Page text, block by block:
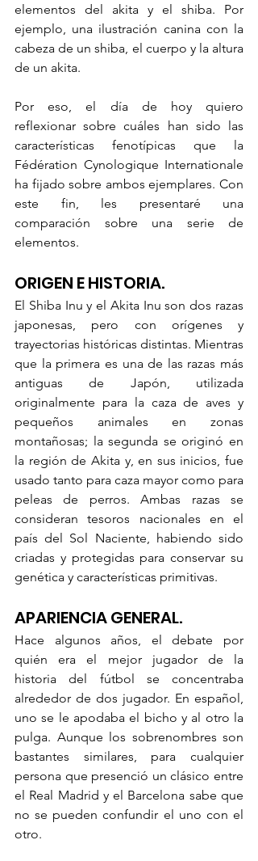
elementos del akita y el shiba. Por
ejemplo, una ilustración canina con la
cabeza de un shiba, el cuerpo y la altura
de un akita.
Por eso, el día de hoy quiero
reflexionar sobre cuáles han sido las
características fenotípicas que la
Fédération Cynologique Internationale
ha fijado sobre ambos ejemplares. Con
este fin, les presentaré una
comparación sobre una serie de
elementos.
ORIGEN E HISTORIA.
El Shiba Inu y el Akita Inu son dos razas
japonesas, pero con orígenes y
trayectorias históricas distintas. Mientras
que la primera es una de las razas más
antiguas de Japón, utilizada
originalmente para la caza de aves y
pequeños animales en zonas
montañosas; la segunda se originó en
la región de Akita y, en sus inicios, fue
usado tanto para caza mayor como para
peleas de perros. Ambas razas se
consideran tesoros nacionales en el
país del Sol Naciente, habiendo sido
criadas y protegidas para conservar su
genética y características primitivas.
APARIENCIA GENERAL.
Hace algunos años, el debate por
quién era el mejor jugador de la
historia del fútbol se concentraba
alrededor de dos jugador. En español,
uno se le apodaba el bicho y al otro la
pulga. Aunque los sobrenombres son
bastantes similares, para cualquier
persona que presenció un clásico entre
el Real Madrid y el Barcelona sabe que
no se pueden confundir el uno con el
otro.